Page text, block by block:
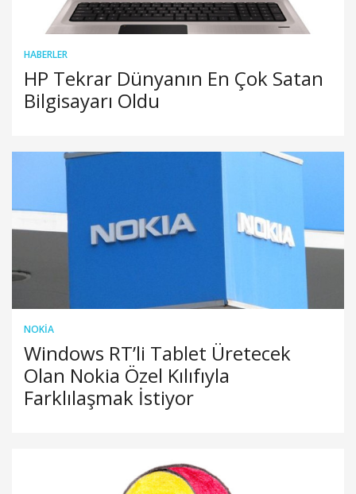
HABERLER
HP Tekrar Dünyanın En Çok Satan
Bilgisayarı Oldu
NOKIA
Windows RT’li Tablet Üretecek
Olan Nokia Özel Kılıfıyla
Farklılaşmak İstiyor